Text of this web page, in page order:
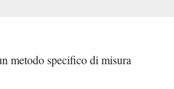
metodo specifico di misura